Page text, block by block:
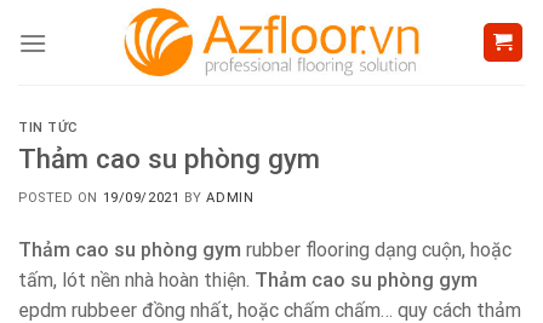
TIN TỨC
Thảm cao su phòng gym
POSTED ON 19/09/2021 BYADMIN
Thảm cao su phòng gym rubber flooring dạng cuộn, hoặc
tấm, lót nền nhà hoàn thiện. Thảm cao su phòng gym
epdm rubbeer đồng nhất, hoặc chấm chấm… quy cách thảm